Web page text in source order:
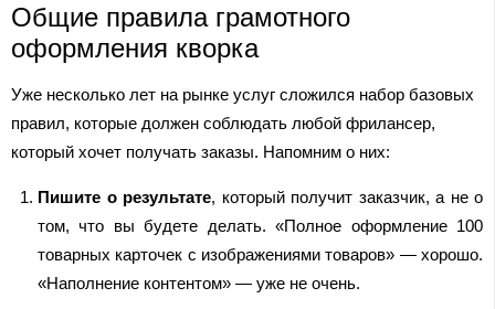
Общие правила грамотного
оформления кворка
Уже несколько лет на рынке услуг сложился набор базовых
правил, которые должен соблюдать любой фрилансер,
который хочет получать заказы. Напомним о них:
Пишите о результате, который получит заказчик, а не о
том, что вы будете делать. «Полное оформление 100
товарных карточек с изображениями товаров» — хорошо.
«Наполнение контентом» — уже не очень.